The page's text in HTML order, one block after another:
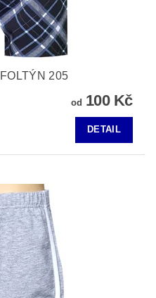
205
od 100 Kč
DETAIL